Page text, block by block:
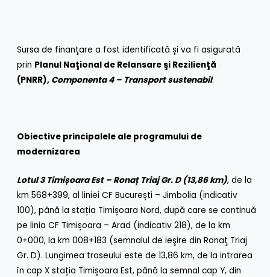
Sursa de finanţare a fost identificată și va fi asigurată
prin Planul Naţional de Relansare şi Rezilienţă
(PNRR), Componenta 4 – Transport sustenabil.
Obiective principalele ale programului de
modernizarea
Lotul 3 Timișoara Est – Ronaț Triaj Gr. D (13,86 km), de la
km 568+399, al liniei CF București – Jimbolia (indicativ
100), până la stația Timișoara Nord, după care se continuă
pe linia CF Timișoara – Arad (indicativ 218), de la km
0+000, la km 008+183 (semnalul de ieşire din Ronaţ Triaj
Gr. D). Lungimea traseului este de 13,86 km, de la intrarea
în cap X stația Timișoara Est, până la semnal cap Y, din